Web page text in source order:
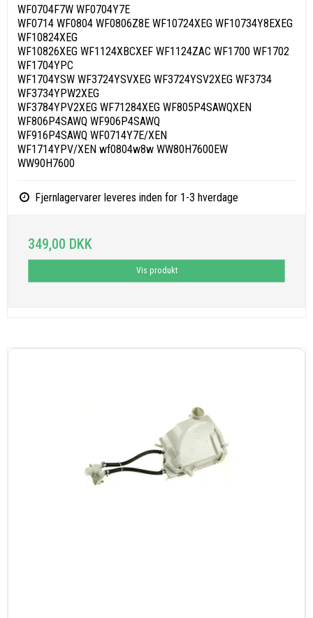
WF0704F7W WF0704Y7E
WF0714 WF0804 WF0806Z8E WF10724XEG WF10734Y8EXEG
WF10824XEG
WF10826XEG WF1124XBCXEF WF1124ZAC WF1700 WF1702
WF1704YPC
WF1704YSW WF3724YSVXEG WF3724YSV2XEG WF3734
WF3734YPW2XEG
WF3784YPV2XEG WF71284XEG WF805P4SAWQXEN
WF806P4SAWQ WF906P4SAWQ
WF916P4SAWQ WF0714Y7E/XEN
WF1714YPV/XEN wf0804w8w WW80H7600EW
WW90H7600
Fjernlagervarer leveres inden for 1-3 hverdage
349,00 DKK
Vis produkt